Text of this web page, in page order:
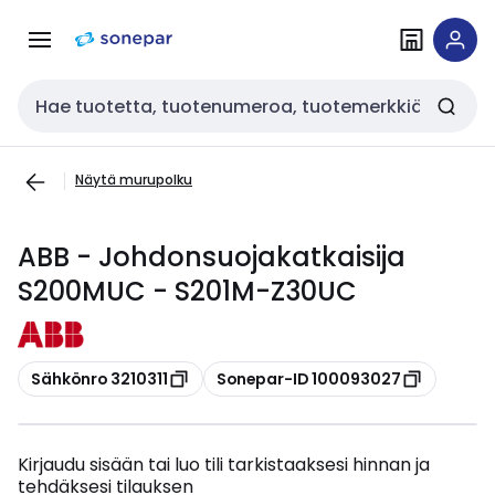
navigointiinsisältöön
Haku
Näytä murupolku
ABB - Johdonsuojakatkaisija
S200MUC - S201M-Z30UC
Kopioi
Sähkönro 3210311 Kopioi
Sonepar-ID 100093027
Kirjaudu sisään tai luo tili tarkistaaksesi hinnan ja
tehdäksesi tilauksen